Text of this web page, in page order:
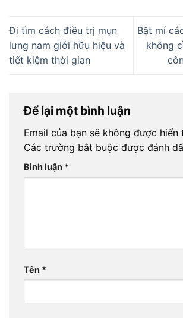
Đi tìm cách điều trị mụn
lưng nam giới hữu hiệu và
tiết kiệm thời gian
Bật mí
không
Để lại một bình luận
Email của bạn sẽ không được hiển
Các trường bắt buộc được đánh
Bình luận *
Tên *